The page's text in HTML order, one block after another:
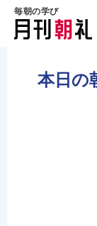
毎朝の学び
本日の